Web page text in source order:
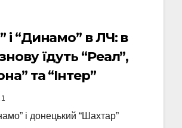
і “Динамо” в ЛЧ: в
їдуть “Реал”,
та “Інтер”
і донецький “Шахтар”